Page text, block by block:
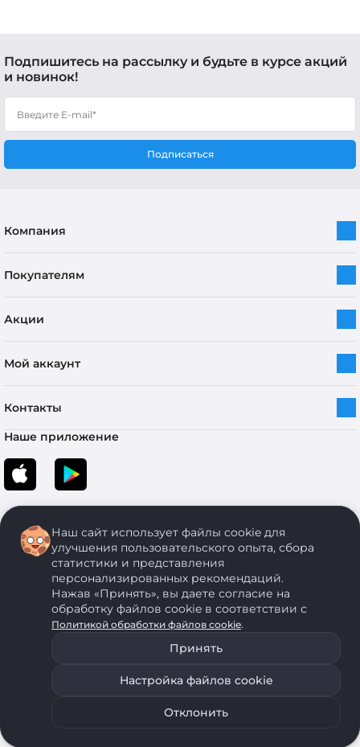
Подобрать аналог Уведомить о наличии
Подпишитесь на рассылку и будьте в курсе акций
и новинок!
Подписаться
Компания
Покупателям
Акции
Мой аккаунт
Контакты
Наше приложение
Copyright © 2005-2026 ОДО “ЭКОНОМСТРОЙ”. Все права защищены.
ОДО "ЭКОНОМСТРОЙ" Юр.адрес: 224011, г. Брест, ул. Чичерина, д. 26 УНП: 290429086, регистрация:№
05554, выдано 06 сентября 2005 г. Зарегистрировал Брестский областной исполнительный комитет 31
августа 2005 г. Регистрация интернет-магазина: в Торговом реестре Республики Беларусь № 525626
ОДО "ЭКОНОМСТРОЙ" использует на своем сайте анонимные данные, передаваемые с помощью
файлов cookie. Для запрета использования файлов cookie воспользуйтесь соответствующими
настройками своего браузера. Политика обработки персональных данных
Наш сайт использует файлы cookie для
улучшения пользовательского опыта, сбора
статистики и представления
персонализированных рекомендаций.
Нажав «Принять», вы даете согласие на
обработку файлов cookie в соответствии с
Политикой обработки файлов cookie.
Принять
Настройка файлов cookie
Отклонить